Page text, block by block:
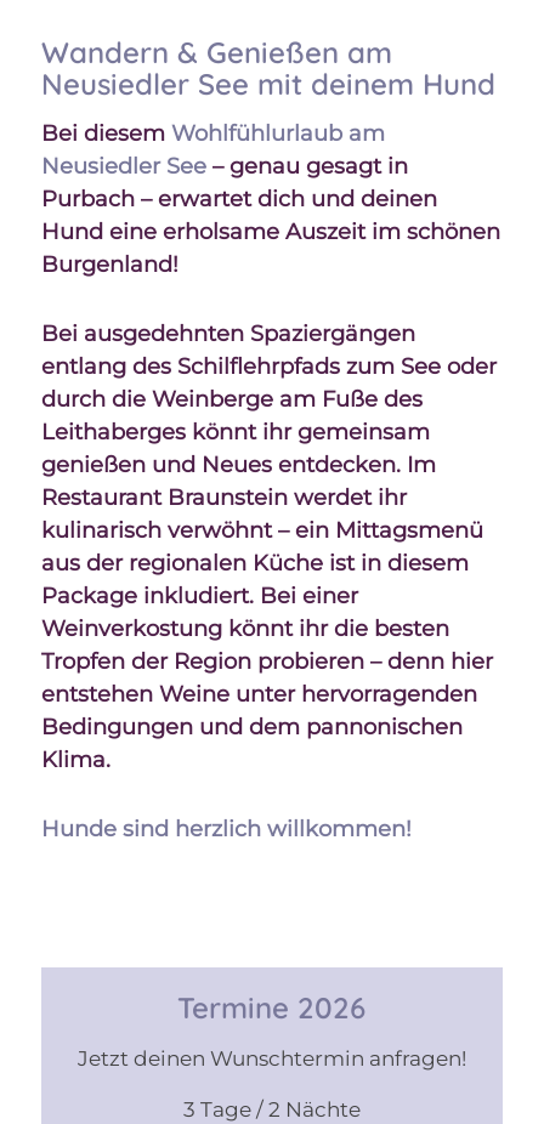
Wandern & Genießen am
Neusiedler See mit deinem Hund
Bei diesem Wohlfühlurlaub am
Neusiedler See– genau gesagt in
Purbach – erwartet dich und deinen
Hund eine erholsame Auszeit im schönen
Burgenland!
Bei ausgedehnten Spaziergängen
entlang des Schilflehrpfads zum See oder
durch die Weinberge am Fuße des
Leithaberges könnt ihr gemeinsam
genießen und Neues entdecken. Im
Restaurant Braunstein werdet ihr
kulinarisch verwöhnt – ein Mittagsmenü
aus der regionalen Küche ist in diesem
Package inkludiert. Bei einer
Weinverkostung könnt ihr die besten
Tropfen der Region probieren – denn hier
entstehen Weine unter hervorragenden
Bedingungen und dem pannonischen
Klima.
Hunde sind herzlich willkommen!
Termine 2026
Jetzt deinen Wunschtermin anfragen!
3 Tage / 2 Nächte